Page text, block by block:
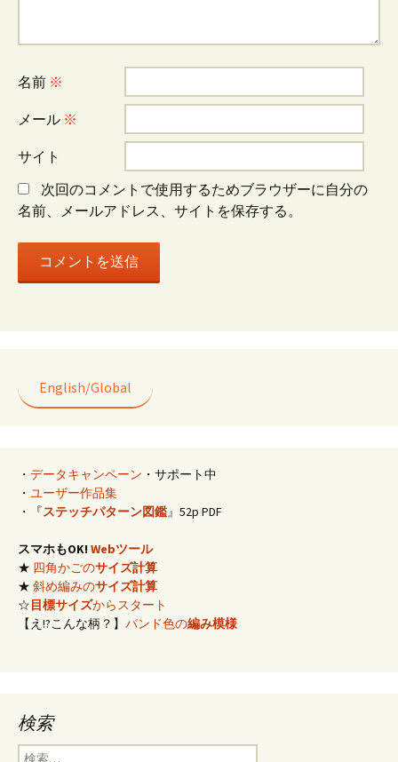
シ
ョ
ン
名前 ※
メール ※
サイト
次回のコメントで使用するためブラウザーに自分の
名前、メールアドレス、サイトを保存する。
English/Global
・ データキャンペーン ・サポート中
・ ユーザー作品集
・『ステッチパターン図鑑』52p PDF
スマホもOK! Webツール
★ 四角かごのサイズ計算
★ 斜め編みのサイズ計算
☆目標サイズからスタート
【え!?こんな柄？】 バンド色の編み模様
検索
検